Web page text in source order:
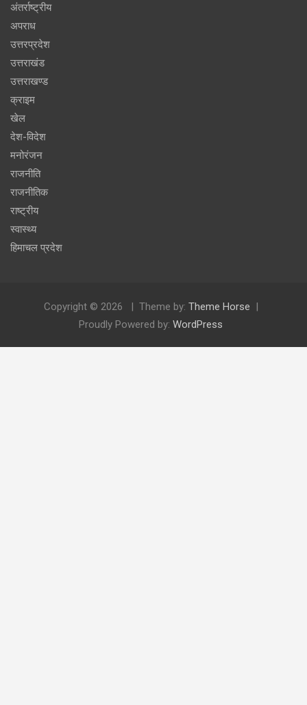
अंतर्राष्ट्रीय
अपराध
उत्तरप्रदेश
उत्तराखंड
उत्तराखण्ड
क्राइम
खेल
देश-विदेश
मनोरंजन
राजनीति
राजनीतिक
राष्ट्रीय
स्वास्थ्य
हिमाचल प्रदेश
Copyright © 2026 Theme by: Theme Horse
Proudly Powered by: WordPress